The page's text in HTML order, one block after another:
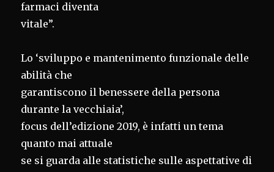
farmaci diventa
vitale”.
Lo ‘sviluppo e mantenimento funzionale delle
abilità che
garantiscono il benessere della persona
durante la vecchiaia’,
focus dell’edizione 2019, è infatti un tema
quanto mai attuale
se si guarda alle statistiche sulle aspettative di